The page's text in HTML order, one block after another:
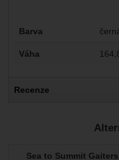
Parametry
Barva
Váha
Recenze
Nebyla
Sea to Summit Gaiters